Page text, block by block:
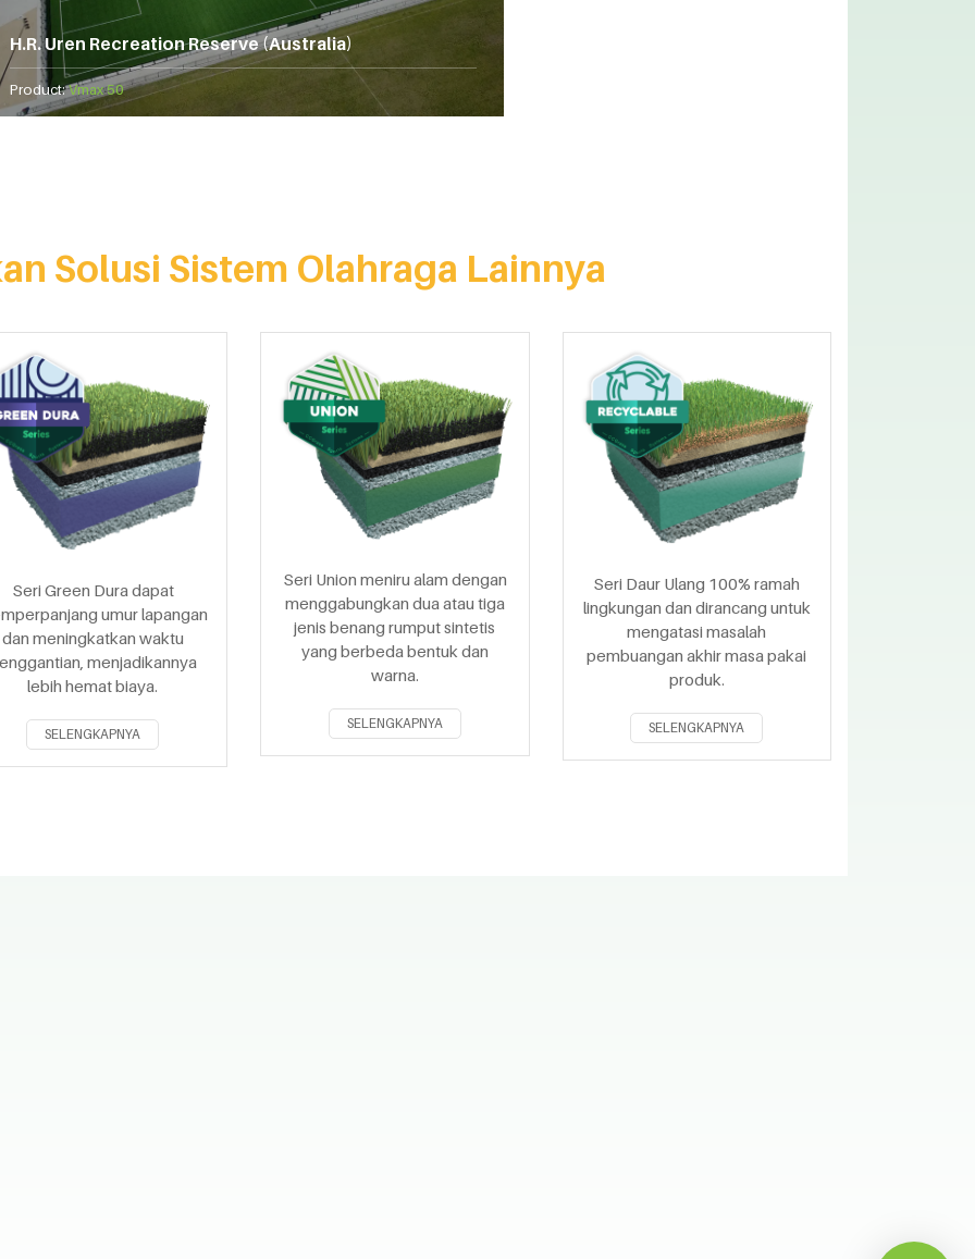
H.R. Uren Recreation Reserve (Australia)
Product:Vmax 50
Solusi Sistem Olahraga Lainnya
Seri Green Dura dapat
umur lapangan
dan meningkatkan waktu
menjadikannya
lebih hemat biaya.
SELENGKAPNYA
Seri Union meniru alam dengan
menggabungkan dua atau tiga
jenis benang rumput sintetis
yang berbeda bentuk dan
warna.
SELENGKAPNYA
Seri Daur Ulang 100% ramah
lingkungan dan dirancang untuk
mengatasi masalah
pembuangan akhir masa pakai
produk.
SELENGKAPNYA